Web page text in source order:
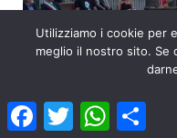
A Ortona torna il Festival
FacebookTwitter WhatsApp
Utilizziamo i cookie per
meglio il nostro sito. Se